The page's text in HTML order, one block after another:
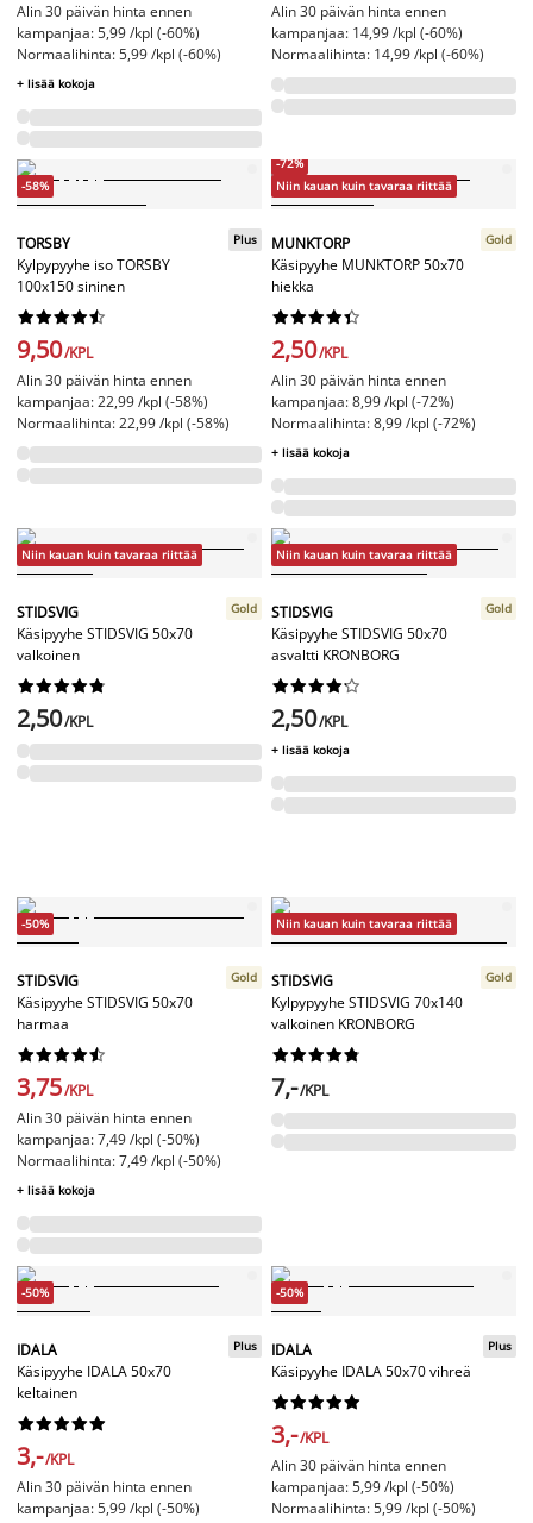
Alin 30 päivän hinta ennen
kampanjaa: 5,99 /kpl (-60%)
Normaalihinta: 5,99 /kpl (-60%)
+ lisää kokoja
Alin 30 päivän hinta ennen
kampanjaa: 14,99 /kpl (-60%)
Normaalihinta: 14,99 /kpl (-60%)
-58%
TORSBY
Kylpypyyhe iso TORSBY
100x150 sininen
Plus






9,50/KPL
Alin 30 päivän hinta ennen
kampanjaa: 22,99 /kpl (-58%)
Normaalihinta: 22,99 /kpl (-58%)
-72%
Niin kauan kuin tavaraa riittää
MUNKTORP
Käsipyyhe MUNKTORP 50x70
hiekka
Gold






2,50/KPL
Alin 30 päivän hinta ennen
kampanjaa: 8,99 /kpl (-72%)
Normaalihinta: 8,99 /kpl (-72%)
+ lisää kokoja
Niin kauan kuin tavaraa riittää
STIDSVIG
Käsipyyhe STIDSVIG 50x70
valkoinen
Gold






2,50/KPL
Niin kauan kuin tavaraa riittää
STIDSVIG
Käsipyyhe STIDSVIG 50x70
asvaltti KRONBORG
Gold






2,50/KPL
+ lisää kokoja
-50%
STIDSVIG
Käsipyyhe STIDSVIG 50x70
harmaa
Gold






3,75/KPL
Alin 30 päivän hinta ennen
kampanjaa: 7,49 /kpl (-50%)
Normaalihinta: 7,49 /kpl (-50%)
+ lisää kokoja
Niin kauan kuin tavaraa riittää
STIDSVIG
Kylpypyyhe STIDSVIG 70x140
valkoinen KRONBORG
Gold






7,-/KPL
-50%
IDALA
Käsipyyhe IDALA 50x70
keltainen
Plus






3,-/KPL
Alin 30 päivän hinta ennen
kampanjaa: 5,99 /kpl (-50%)
-50%
IDALA
Käsipyyhe IDALA 50x70 vihreä
Plus






3,-/KPL
Alin 30 päivän hinta ennen
kampanjaa: 5,99 /kpl (-50%)
Normaalihinta: 5,99 /kpl (-50%)